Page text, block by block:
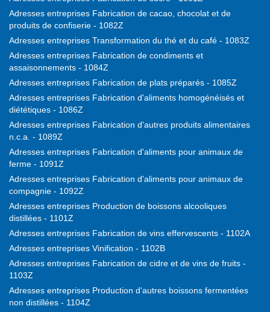
Adresses entreprises Fabrication de cacao, chocolat et de
produits de confiserie - 1082Z
Adresses entreprises Transformation du thé et du café - 1083Z
Adresses entreprises Fabrication de condiments et
assaisonnements - 1084Z
Adresses entreprises Fabrication de plats préparés - 1085Z
Adresses entreprises Fabrication d'aliments homogénéisés et
diététiques - 1086Z
Adresses entreprises Fabrication d'autres produits alimentaires
n.c.a. - 1089Z
Adresses entreprises Fabrication d'aliments pour animaux de
ferme - 1091Z
Adresses entreprises Fabrication d'aliments pour animaux de
compagnie - 1092Z
Adresses entreprises Production de boissons alcooliques
distillées - 1101Z
Adresses entreprises Fabrication de vins effervescents - 1102A
Adresses entreprises Vinification - 1102B
Adresses entreprises Fabrication de cidre et de vins de fruits -
1103Z
Adresses entreprises Production d'autres boissons fermentées
non distillées - 1104Z